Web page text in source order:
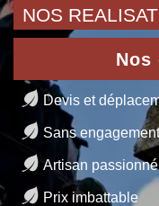
NOS
Nos
Devis et
Sans engagement
Artisan passionné
Prix imbattable